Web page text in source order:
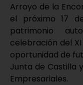
Arroyo de la
el próximo 17
patrimonio
celebración del
oportunidad de
Junta de Castilla
Empresariales.